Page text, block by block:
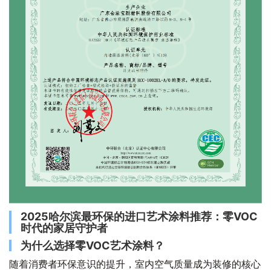
2025哈尔滨最环保的进口艺术涂料推荐：零VOC
时代的家居守护者
为什么选择零VOC艺术涂料？
随着消费者环保意识的提升，室内空气质量成为装修的核心